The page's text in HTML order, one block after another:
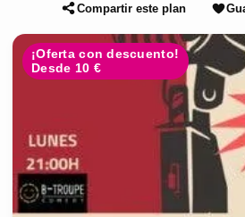
Compartir este plan
¡Oferta con descuento!
Desde 10 €